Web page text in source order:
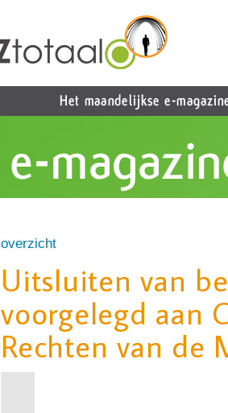
overzicht
Uitsluiten van
voorgelegd aan
Rechten van de